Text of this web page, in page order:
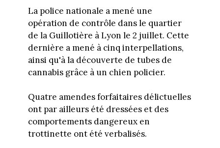
La police nationale a mené une
opération de contrôle dans le quartier
de la Guillotière à Lyon le 2 juillet. Cette
dernière a mené à cinq interpellations,
ainsi qu'à la découverte de tubes de
cannabis grâce à un chien policier.
Quatre amendes forfaitaires délictuelles
ont par ailleurs été dressées et des
comportements dangereux en
trottinette ont été verbalisés.